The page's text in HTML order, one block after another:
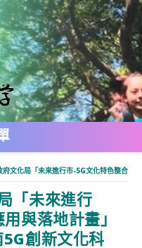
府文化局「未來進行市-5G文化特色整合
「未來進行
與落地計畫」
創新文化科